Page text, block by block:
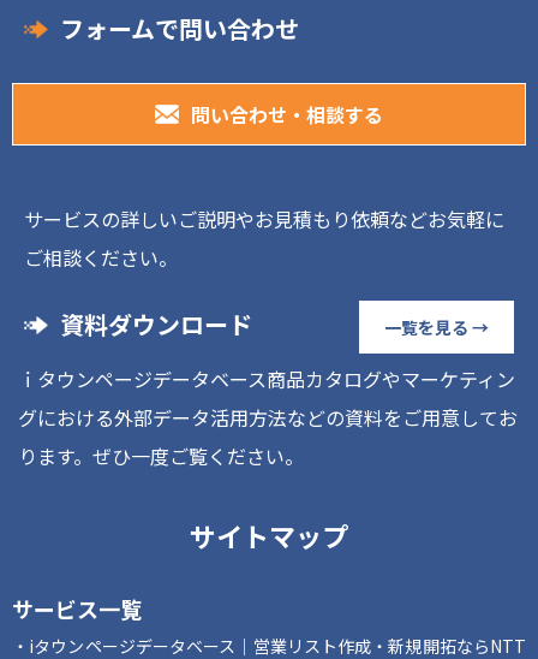
フォームで問い合わせ
問い合わせ・相談する
サービスの詳しいご説明やお見積もり依頼などお気軽に
ご相談ください。
資料ダウンロード 一覧を見る →
ｉタウンページデータベース商品カタログやマーケティン
グにおける外部データ活用方法などの資料をご用意してお
ります。ぜひ一度ご覧ください。
サイトマップ
サービス一覧
iタウンページデータベース｜営業リスト作成・新規開拓ならNTT